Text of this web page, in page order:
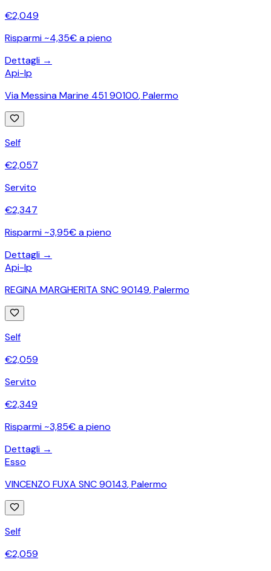
€2,049
Risparmi ~4,35€ a pieno
Dettagli →
Api-Ip
Via Messina Marine 451 90100,Palermo
Self
€2,057
Servito
€2,347
Risparmi ~3,95€ a pieno
Dettagli →
Api-Ip
REGINA MARGHERITA SNC 90149,Palermo
Self
€2,059
Servito
€2,349
Risparmi ~3,85€ a pieno
Dettagli →
Esso
VINCENZO FUXA SNC 90143,Palermo
Self
€2,059